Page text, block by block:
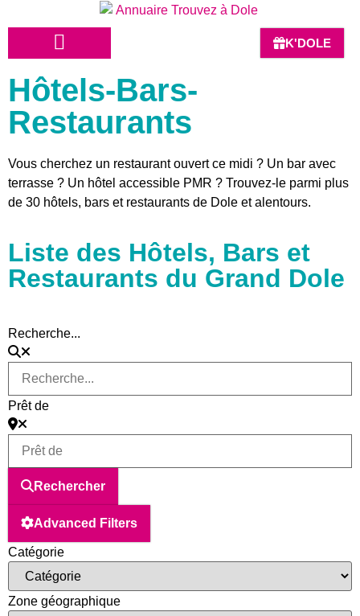
K'DOLE
Hôtels-Bars-
Restaurants
Vous cherchez un restaurant ouvert ce midi ? Un bar avec
terrasse ? Un hôtel accessible PMR ? Trouvez-le parmi plus
de 30 hôtels, bars et restaurants de Dole et alentours.
Liste des Hôtels, Bars et
Restaurants du Grand Dole
Recherche...
Prêt de
Rechercher
Advanced Filters
Catégorie
Zone géographique